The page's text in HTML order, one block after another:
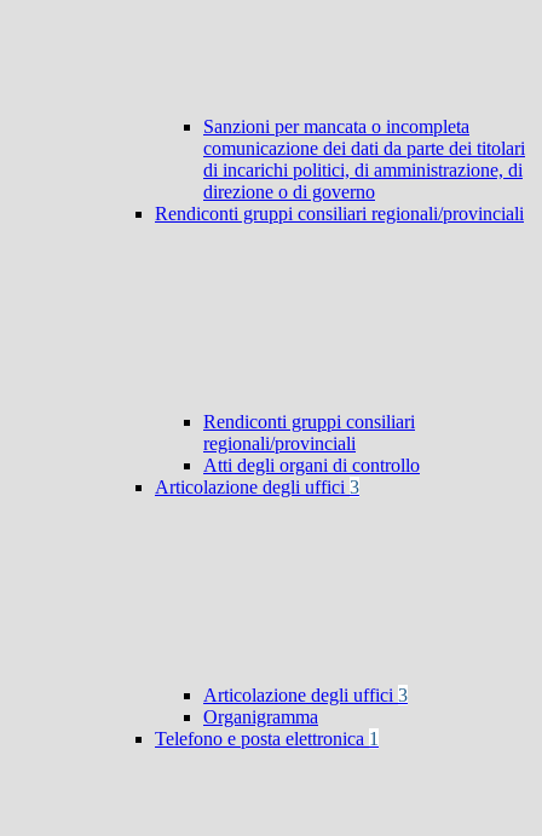
Sanzioni per mancata o incompleta
comunicazione dei dati da parte dei titolari
di incarichi politici, di amministrazione, di
direzione o di governo
Rendiconti gruppi consiliari regionali/provinciali
Rendiconti gruppi consiliari
regionali/provinciali
Atti degli organi di controllo
Articolazione degli uffici 3
Articolazione degli uffici 3
Organigramma
Telefono e posta elettronica 1